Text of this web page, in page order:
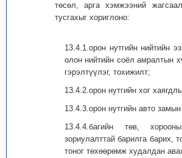
төсөл, арга хэмжээний
тусгахыг хориглоно:
13.4.1.орон нутгийн нийтийн
олон нийтийн соёл амралтын
гэрэлтүүлэг, тохижилт;
13.4.2.орон нутгийн хог
13.4.3.орон нутгийн авто
13.4.4.багийн төв,
зориулалттай барилга барих,
тоног төхөөрөмж худалдан